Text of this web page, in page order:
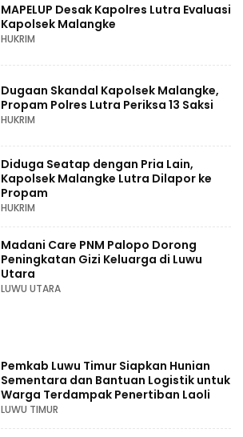
MAPELUP Desak Kapolres Lutra Evaluasi
Kapolsek Malangke
HUKRIM
Dugaan Skandal Kapolsek Malangke,
Propam Polres Lutra Periksa 13 Saksi
HUKRIM
Diduga Seatap dengan Pria Lain,
Kapolsek Malangke Lutra Dilapor ke
Propam
HUKRIM
Madani Care PNM Palopo Dorong
Peningkatan Gizi Keluarga di Luwu
Utara
LUWU UTARA
Pemkab Luwu Timur Siapkan Hunian
Sementara dan Bantuan Logistik untuk
Warga Terdampak Penertiban Laoli
LUWU TIMUR